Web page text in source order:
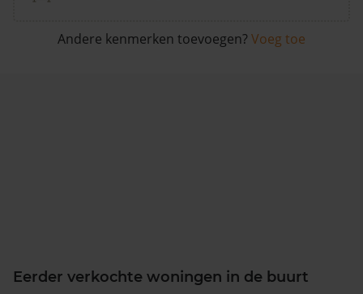
Andere kenmerken toevoegen? Voeg toe
Eerder verkochte woningen in de buurt